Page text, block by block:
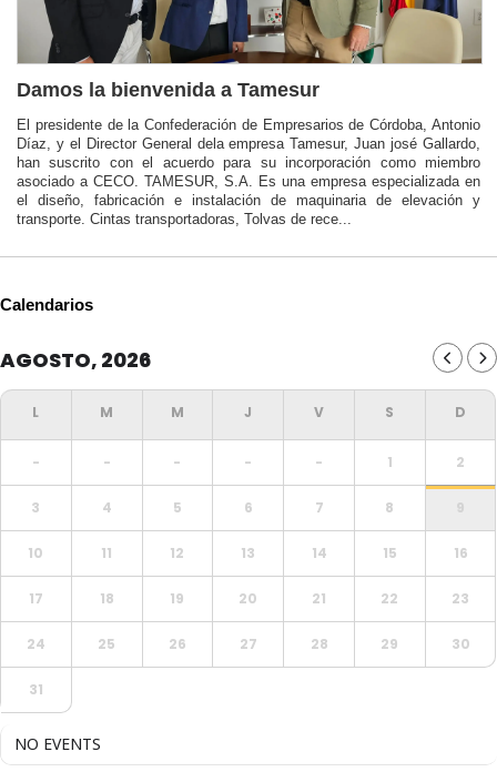
Damos la bienvenida a Tamesur
El presidente de la Confederación de Empresarios de Córdoba, Antonio
Díaz, y el Director General dela empresa Tamesur, Juan josé Gallardo,
han suscrito con el acuerdo para su incorporación como miembro
asociado a CECO. TAMESUR, S.A. Es una empresa especializada en
el diseño, fabricación e instalación de maquinaria de elevación y
transporte. Cintas transportadoras, Tolvas de rece...
Calendarios
AGOSTO, 2026
- - - - - 1 2
3 4 5 6 7 8 9
10 11 12 13 14 15 16
17 18 19 20 21 22 23
24 25 26 27 28 29 30
31
NO EVENTS